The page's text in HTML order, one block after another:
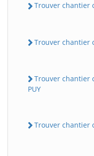
Trouver chantier
Trouver chantier
Trouver chantier
PUY
Trouver chantier